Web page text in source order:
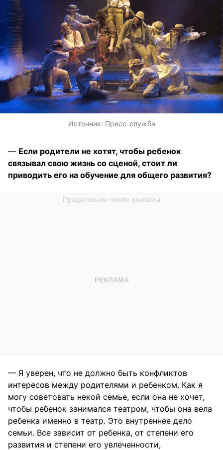
Источник: Пресс-служба
— Если родители не хотят, чтобы ребенок
связывал свою жизнь со сценой, стоит ли
приводить его на обучение для общего развития?
— Я уверен, что не должно быть конфликтов
интересов между родителями и ребенком. Как я
могу советовать некой семье, если она не хочет,
чтобы ребенок занимался театром, чтобы она вела
ребенка именно в театр. Это внутреннее дело
семьи. Все зависит от ребенка, от степени его
развития и степени его увлеченности,